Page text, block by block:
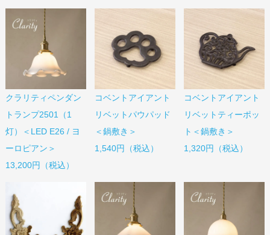
クラリティペンダン
トランプ2501（1
灯）＜LED E26 / ヨ
ーロピアン＞
13,200円（税込）
コベントアイアント
リベットパウパッド
＜鍋敷き＞
1,540円（税込）
コベントアイアント
リベットティーポッ
ト＜鍋敷き＞
1,320円（税込）